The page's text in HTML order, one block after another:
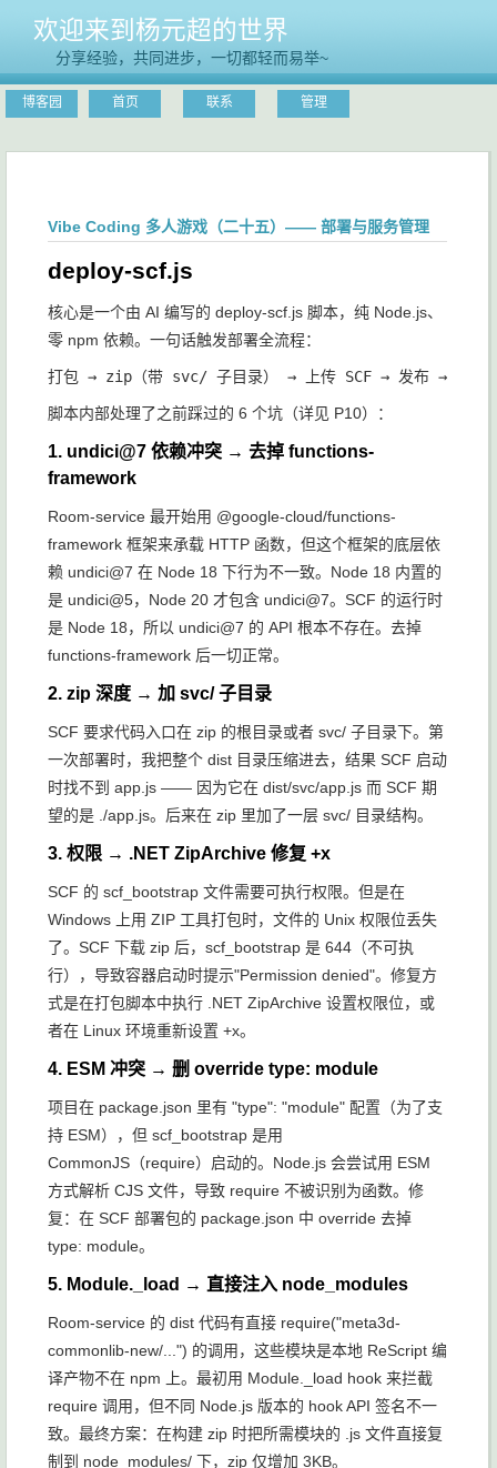
欢迎来到杨元超的世界
分享经验，共同进步，一切都轻而易举~
博客园 首页 联系 管理
Vibe Coding 多人游戏（二十五）—— 部署与服务管理
deploy-scf.js
核心是一个由 AI 编写的 deploy-scf.js 脚本，纯 Node.js、
零 npm 依赖。一句话触发部署全流程：
脚本内部处理了之前踩过的 6 个坑（详见 P10）：
1. undici@7 依赖冲突 → 去掉 functions-
framework
Room-service 最开始用 @google-cloud/functions-
framework 框架来承载 HTTP 函数，但这个框架的底层依
赖 undici@7 在 Node 18 下行为不一致。Node 18 内置的
是 undici@5，Node 20 才包含 undici@7。SCF 的运行时
是 Node 18，所以 undici@7 的 API 根本不存在。去掉
functions-framework 后一切正常。
2. zip 深度 → 加 svc/子目录
SCF 要求代码入口在 zip 的根目录或者 svc/ 子目录下。第
一次部署时，我把整个 dist 目录压缩进去，结果 SCF 启动
时找不到 app.js —— 因为它在 dist/svc/app.js 而 SCF 期
望的是 ./app.js。后来在 zip 里加了一层 svc/ 目录结构。
3. 权限 → .NET ZipArchive 修复 +x
SCF 的 scf_bootstrap 文件需要可执行权限。但是在
Windows 上用 ZIP 工具打包时，文件的 Unix 权限位丢失
了。SCF 下载 zip 后， scf_bootstrap 是 644（不可执
行），导致容器启动时提示"Permission denied"。修复方
式是在打包脚本中执行 .NET ZipArchive 设置权限位，或
者在 Linux 环境重新设置 +x。
4. ESM 冲突 → 删 override type: module
项目在 package.json 里有 "type": "module" 配置（为了支
持 ESM），但 scf_bootstrap 是用
CommonJS（require）启动的。Node.js 会尝试用 ESM
方式解析 CJS 文件，导致 require 不被识别为函数。修
复：在 SCF 部署包的 package.json 中 override 去掉
type: module。
5. Module._load → 直接注入 node_modules
Room-service 的 dist 代码有直接 require("meta3d-
commonlib-new/...") 的调用，这些模块是本地 ReScript 编
译产物不在 npm 上。最初用 Module._load hook 来拦截
require 调用，但不同 Node.js 版本的 hook API 签名不一
致。最终方案：在构建 zip 时把所需模块的
.js 文件直接复
制到 node_modules/ 下，zip 仅增加 3KB。